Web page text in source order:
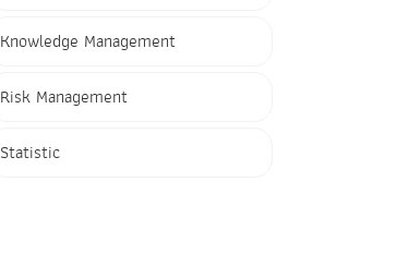
Knowledge Management
Risk Management
Statistic